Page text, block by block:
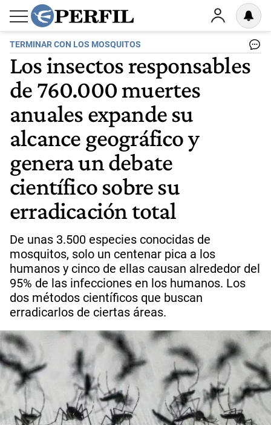
TERMINAR CON LOS MOSQUITOS
Los insectos responsables
de 760.000 muertes
anuales expande su
alcance geográfico y
genera un debate
científico sobre su
erradicación total
De unas 3.500 especies conocidas de
mosquitos, solo un centenar pica a los
humanos y cinco de ellas causan alrededor del
95% de las infecciones en los humanos. Los
dos métodos científicos que buscan
erradicarlos de ciertas áreas.